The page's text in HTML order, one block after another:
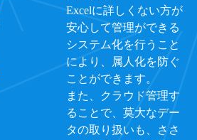
Excelに詳しくない方が
安心して管理ができる
システム化を行うこと
により、属人化を防ぐ
ことができます。
また、クラウド管理す
ることで、莫大なデー
タの取り扱いも、ささ